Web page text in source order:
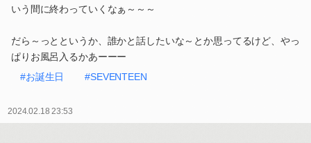
いう間に終わっていくなぁ～～～
だら～っとというか、誰かと話したいな～とか思ってるけど、やっ
ぱりお風呂入るかあーーー
#お誕生日
#SEVENTEEN
2024.02.18 23:53